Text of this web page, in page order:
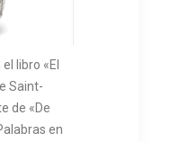
libro «El
Saint-
de «De
en